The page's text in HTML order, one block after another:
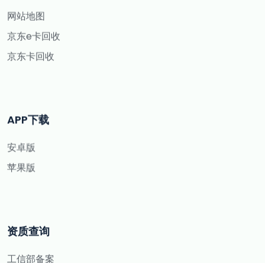
网站地图
京东e卡回收
京东卡回收
APP下载
安卓版
苹果版
资质查询
工信部备案